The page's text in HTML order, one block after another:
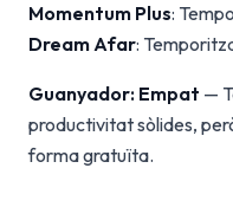
Momentum Plus:
Dream Afar:
Guanyador: Empat —
productivitat sòlides,
forma gratuïta.